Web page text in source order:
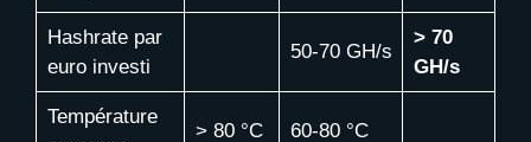
Hashrate par
euro investi
50-70 GH/s
> 70
GH/s
Température
> 80 °C 60-80 °C